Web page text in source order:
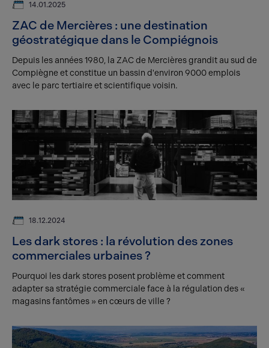
14.01.2025
ZAC de Mercières : une destination
géostratégique dans le Compiégnois
Depuis les années 1980, la ZAC de Mercières grandit au sud de
Compiègne et constitue un bassin d'environ 9000 emplois
avec le parc tertiaire et scientifique voisin.
18.12.2024
Les dark stores : la révolution des zones
commerciales urbaines ?
Pourquoi les dark stores posent problème et comment
adapter sa stratégie commerciale face à la régulation des «
magasins fantômes » en cœurs de ville ?